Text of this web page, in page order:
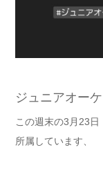
ジュニアオー
この週末の3月23
所属しています、